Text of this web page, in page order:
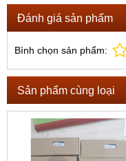
Đánh giá sản phẩm
Bình chọn sản phẩm:
Sản phẩm cùng loại